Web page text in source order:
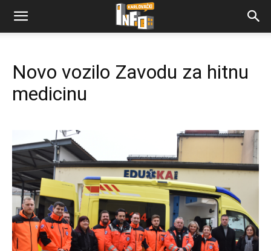
Novo vozilo Zavodu za hitnu
medicinu